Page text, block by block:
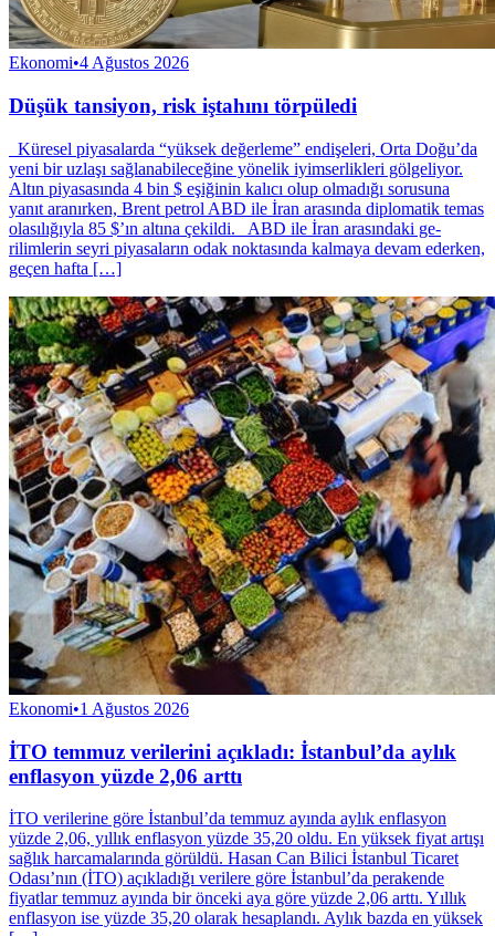
Ekonomi•4 Ağustos 2026
Düşük tansiyon, risk iştahını törpüledi
Küresel piyasalarda “yüksek değerleme” endişeleri, Orta Doğu’da
yeni bir uzlaşı sağlanabileceğine yönelik iyimserlikleri gölgeliyor.
Altın piyasasında 4 bin $ eşiğinin kalıcı olup olmadığı sorusuna
yanıt aranırken, Brent petrol ABD ile İran arasında diplomatik temas
olasılığıyla 85 $’ın altına çekildi. ABD ile İran arasındaki ge­
rilimlerin seyri piyasala­rın odak noktasında kal­maya devam ederken,
geçen haf­ta […]
Ekonomi•1 Ağustos 2026
İTO temmuz verilerini açıkladı: İstanbul’da aylık
enflasyon yüzde 2,06 arttı
İTO verilerine göre İstanbul’da temmuz ayında aylık enflasyon
yüzde 2,06, yıllık enflasyon yüzde 35,20 oldu. En yüksek fiyat artışı
sağlık harcamalarında görüldü. Hasan Can Bilici İstanbul Ticaret
Odası’nın (İTO) açıkladığı verilere göre İstanbul’da perakende
fiyatlar temmuz ayında bir önceki aya göre yüzde 2,06 arttı. Yıllık
enflasyon ise yüzde 35,20 olarak hesaplandı. Aylık bazda en yüksek